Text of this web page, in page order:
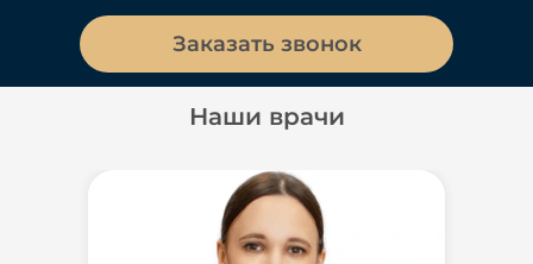
Заказать звонок
Наши врачи